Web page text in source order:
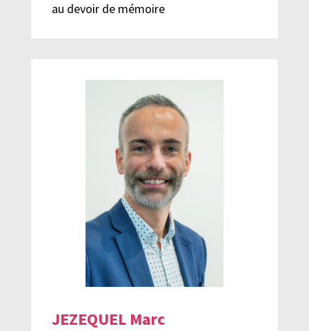
au devoir de mémoire
JEZEQUEL Marc